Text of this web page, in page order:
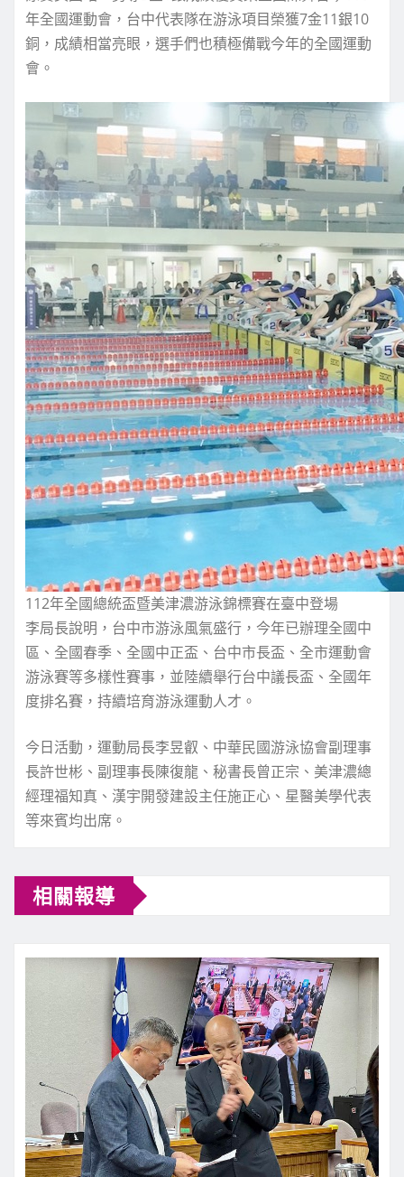
年全國運動會，台中代表隊在游泳項目榮獲7金11銀10
銅，成績相當亮眼，選手們也積極備戰今年的全國運動
會。
112年全國總統盃暨美津濃游泳錦標賽在臺中登場
李局長說明，台中市游泳風氣盛行，今年已辦理全國中
區、全國春季、全國中正盃、台中市長盃、全市運動會
游泳賽等多樣性賽事，並陸續舉行台中議長盃、全國年
度排名賽，持續培育游泳運動人才。
今日活動，運動局長李昱叡、中華民國游泳協會副理事
長許世彬、副理事長陳復龍、秘書長曾正宗、美津濃總
經理福知真、漢宇開發建設主任施正心、星醫美學代表
等來賓均出席。
相關報導